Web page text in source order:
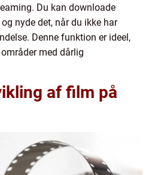
Du kan downloade
nyde det, når du ikke har
Denne funktion er ideel,
med dårlig
af film på